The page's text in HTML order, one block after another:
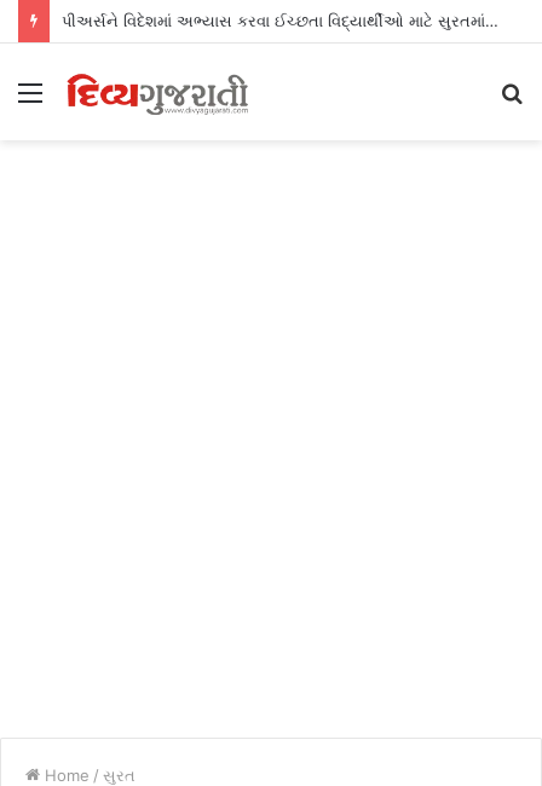
પીઅર્સને વિદેશમાં અભ્યાસ કરવા ઈચ્છતા વિદ્યાર્થીઓ માટે સુરતમાં પીટીઈ પાર્ટનર મીટનું આયોજન કર્યું
Menu
Home / સુરત